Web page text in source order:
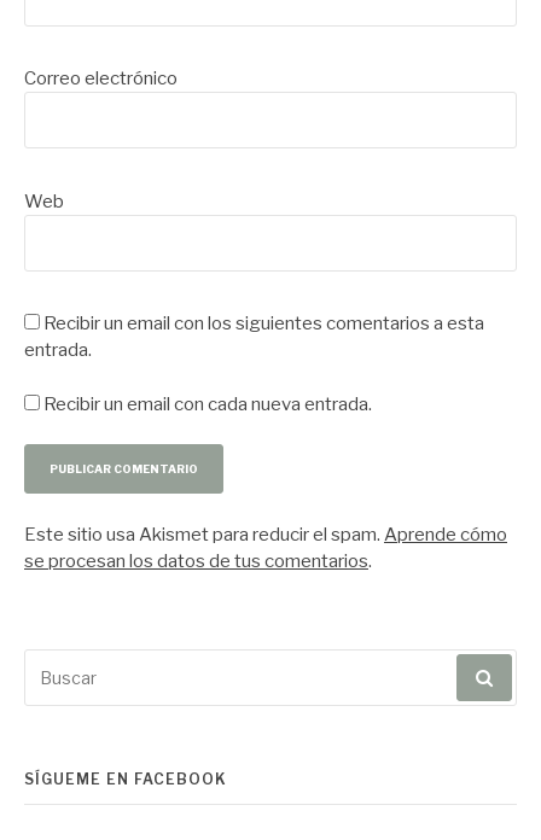
Correo electrónico
Web
Recibir un email con los siguientes comentarios a esta
entrada.
Recibir un email con cada nueva entrada.
Este sitio usa Akismet para reducir el spam. Aprende cómo
se procesan los datos de tus comentarios.
por:
SÍGUEME EN FACEBOOK